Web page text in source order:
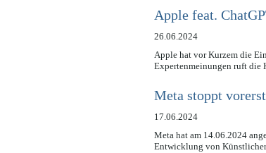
Apple feat.
26.06.2024
Apple hat vor Kurzem die
Expertenmeinungen ruft
Meta stoppt
17.06.2024
Meta hat am 14.06.2024
Entwicklung von